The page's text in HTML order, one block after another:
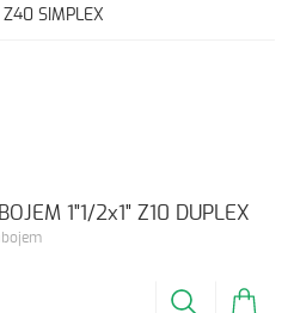
SIMPLEX
1"1/2x1" Z10 DUPLEX